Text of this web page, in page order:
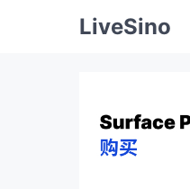
LiveSino